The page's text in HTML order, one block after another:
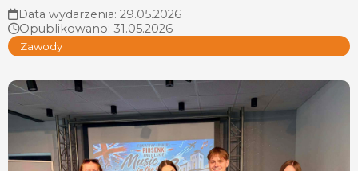
Data wydarzenia: 29.05.2026
Opublikowano: 31.05.2026
Zawody